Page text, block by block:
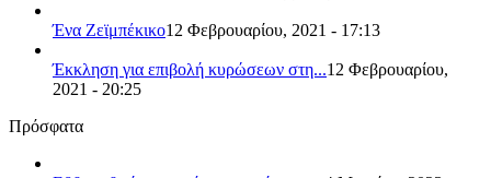
Ένα Ζεϊμπέκικο12 Φεβρουαρίου, 2021 - 17:13
Έκκληση για επιβολή κυρώσεων στη...12 Φεβρουαρίου,
2021 - 20:25
Πρόσφατα